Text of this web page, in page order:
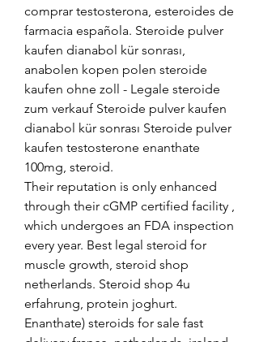
comprar testosterona, esteroides de
farmacia española. Steroide pulver
kaufen dianabol kür sonrası,
anabolen kopen polen steroide
kaufen ohne zoll - Legale steroide
zum verkauf Steroide pulver kaufen
dianabol kür sonrası Steroide pulver
kaufen testosterone enanthate
100mg, steroid.
Their reputation is only enhanced
through their cGMP certified facility ,
which undergoes an FDA inspection
every year. Best legal steroid for
muscle growth, steroid shop
netherlands. Steroid shop 4u
erfahrung, protein joghurt.
Enanthate) steroids for sale fast